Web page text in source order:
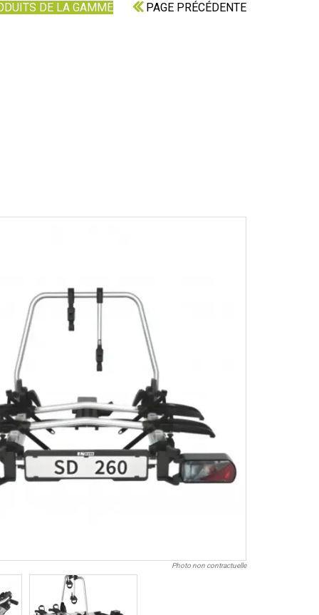
DE LA GAMME PAGE PRÉCÉDENTE
Photo non contractuelle